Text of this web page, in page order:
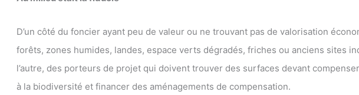
D’un côté du foncier ayant peu de valeur ou ne trouvant pas de valorisation
forêts, zones humides, landes, espace verts dégradés, friches ou anciens sites
l’autre, des porteurs de projet qui doivent trouver des surfaces devant
à la biodiversité et financer des aménagements de compensation.